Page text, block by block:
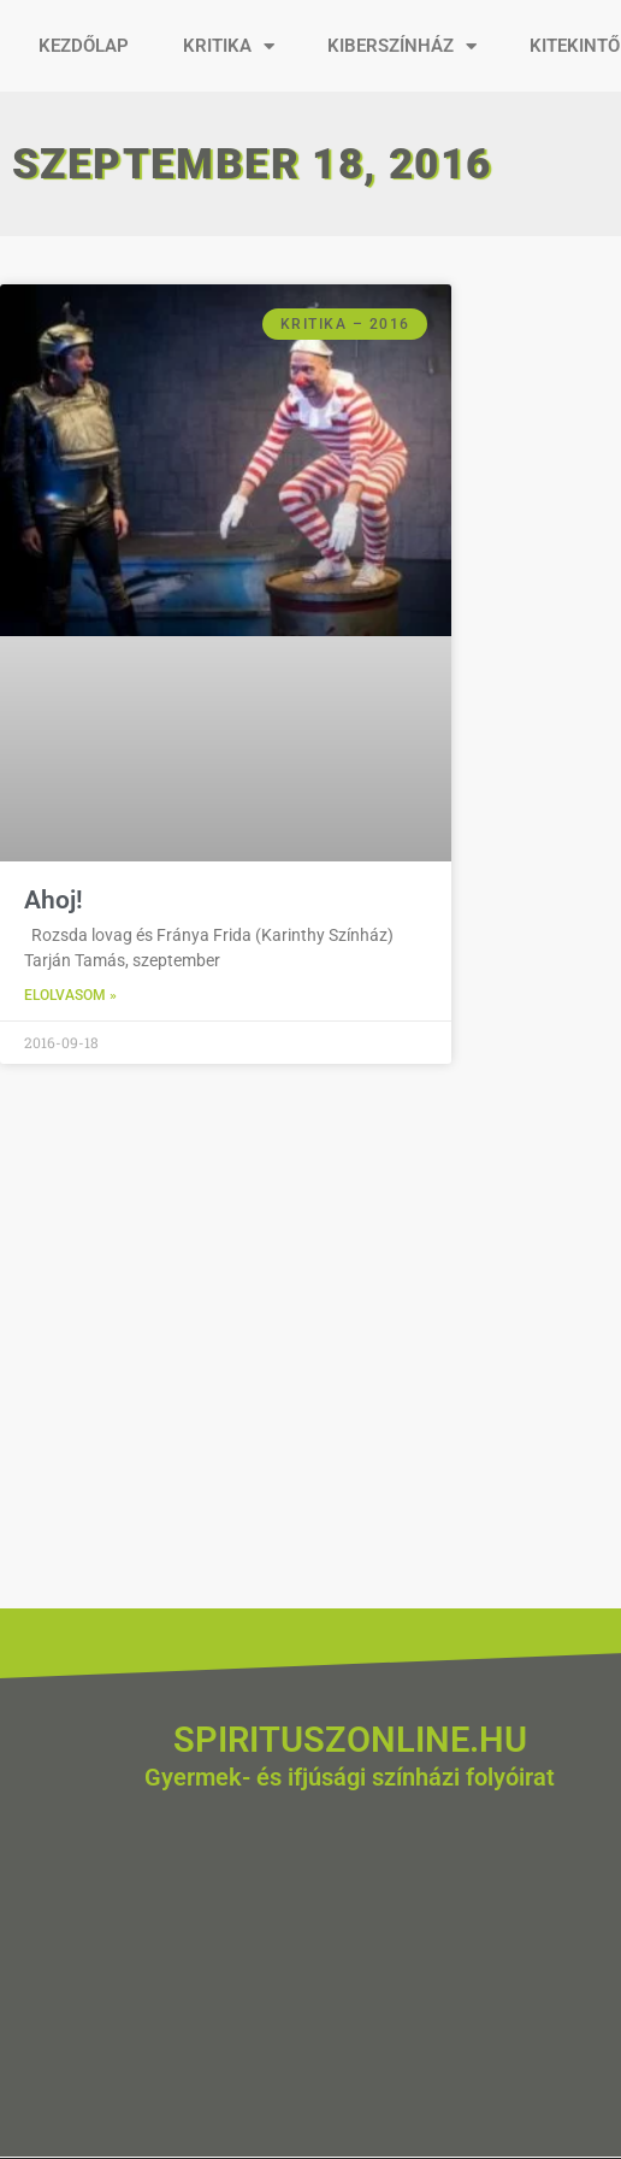
KEZDŐLAP KRITIKA KIBERSZÍNHÁZ KITEKINTŐ
SZEPTEMBER 18, 2016
KRITIKA – 2016
Ahoj!
Rozsda lovag és Fránya Frida (Karinthy Színház)
Tarján Tamás, szeptember
ELOLVASOM »
2016-09-18
SPIRITUSZONLINE.HU
Gyermek- és ifjúsági színházi folyóirat